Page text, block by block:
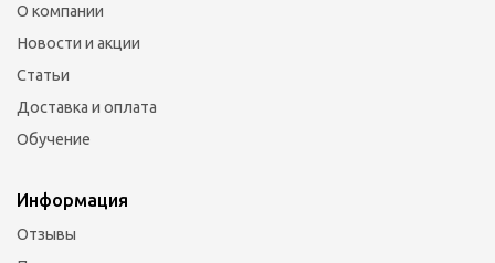
О компании
Новости и акции
Статьи
Доставка и оплата
Обучение
Информация
Отзывы